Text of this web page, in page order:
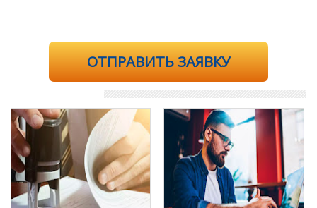
ОТПРАВИТЬ ЗАЯВКУ
Рекомендую: